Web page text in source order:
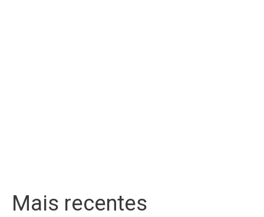
Mais recentes